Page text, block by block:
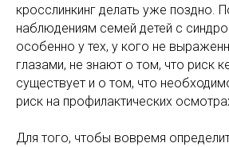
кросслинкинг делать уже поздно.
наблюдениям семей детей с
особенно у тех, у кого не
глазами, не знают о том, что риск
существует и о том, что
риск на профилактических
Для того, чтобы вовремя